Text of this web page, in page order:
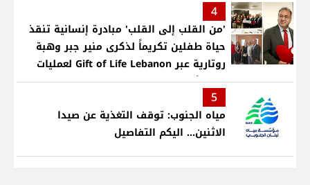
4
'من القلب إلى القلب' مبادرة إنسانية تنقذ
حياة طفلين تكريماً لذكرى منير جبر وهبة
روتارية عبر Gift of Life Lebanon لعمليات
قلب لأطفال في مستشفى حمود الجامعي
5
مياه الجنوب: توقف التغذية عن صيدا
الاثنين... اليكم التفاصيل